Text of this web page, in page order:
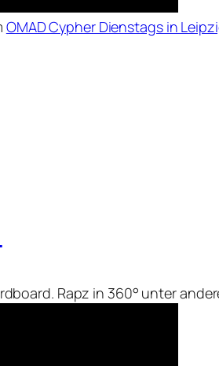
OMAD Cypher Dienstags in
Rapz in 360° unter